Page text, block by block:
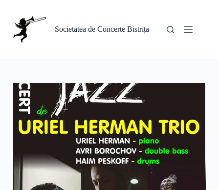
conținut
Societatea de Concerte Bistrița